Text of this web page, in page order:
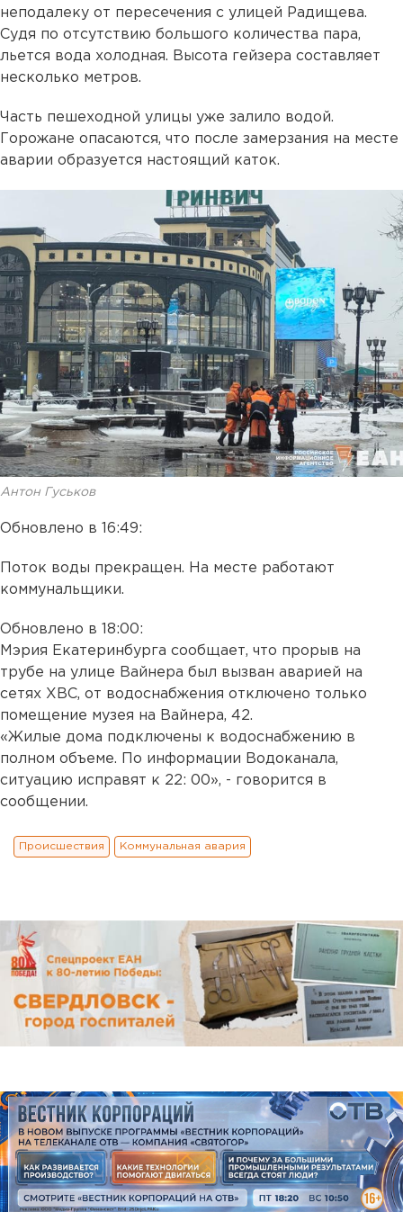
неподалеку от пересечения с улицей Радищева.
Судя по отсутствию большого количества пара,
льется вода холодная. Высота гейзера составляет
несколько метров.
Часть пешеходной улицы уже залило водой.
Горожане опасаются, что после замерзания на месте
аварии образуется настоящий каток.
Антон Гуськов
Обновлено в 16:49:
Поток воды прекращен. На месте работают
коммунальщики.
Обновлено в 18:00:
Мэрия Екатеринбурга сообщает, что прорыв на
трубе на улице Вайнера был вызван аварией на
сетях ХВС, от водоснабжения отключено только
помещение музея на Вайнера, 42.
«Жилые дома подключены к водоснабжению в
полном объеме. По информации Водоканала,
ситуацию исправят к 22: 00», - говорится в
сообщении.
Происшествия Коммунальная авария